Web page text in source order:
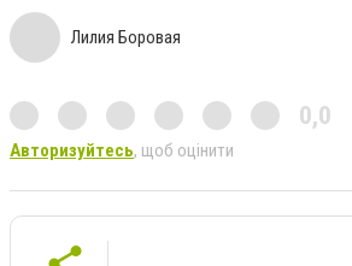
Лилия Боровая
0,0
Авторизуйтесь, щоб оцінити